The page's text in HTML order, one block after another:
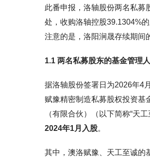
此番申报，洛轴股份两名私募
处，收购洛轴控股39.1304%
注意的是，洛阳涧晟存续期间
1.1 两名私募股东的基金管理
据洛轴股份签署日为2026年4
赋豫精密制造私募股权投资基
（有限合伙）（以下简称“天
2024年1月入股。
其中，澳洛赋豫、天工至诚的